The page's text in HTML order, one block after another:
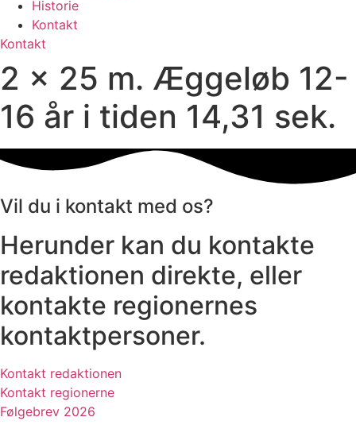
Historie
Kontakt
Kontakt
2 x 25 m. Æggeløb 12-
16 år i tiden 14,31 sek.
Vil du i kontakt med os?
Herunder kan du kontakte
redaktionen direkte, eller
kontakte regionernes
kontaktpersoner.
Kontakt redaktionen
Kontakt regionerne
Følgebrev 2026